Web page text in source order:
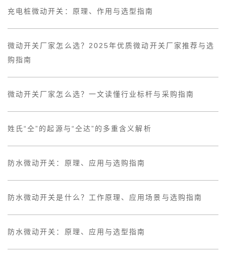
充电桩微动开关：原理、作用与选型指南
微动开关厂家怎么选？2025年优质微动开关厂家推荐与选
购指南
微动开关厂家怎么选？一文读懂行业标杆与采购指南
姓氏“仝”的起源与“仝达”的多重含义解析
防水微动开关：原理、应用与选购指南
防水微动开关是什么？工作原理、应用场景与选购指南
防水微动开关：原理、应用与选型指南